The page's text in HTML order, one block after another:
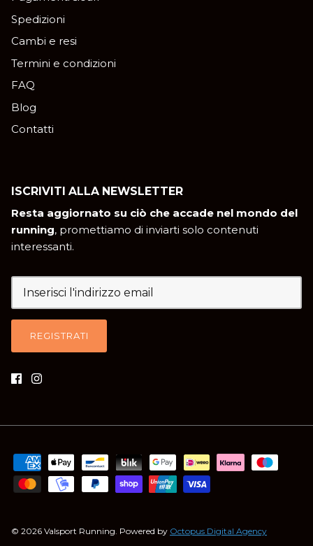
Spedizioni
Cambi e resi
Termini e condizioni
FAQ
Blog
Contatti
ISCRIVITI ALLA NEWSLETTER
Resta aggiornato su ciò che accade nel mondo del
running, promettiamo di inviarti solo contenuti
interessanti.
REGISTRATI
© 2026 Valsport Running Powered by Octopus Digital Agency